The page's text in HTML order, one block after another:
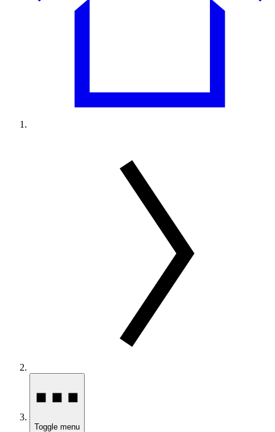
Toggle menu